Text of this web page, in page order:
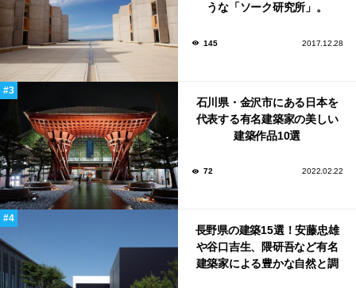
うな「ソーク研究所」。
145 2017.12.28
石川県・金沢市にある日本を
代表する有名建築家の美しい
建築作品10選
72 2022.02.22
長野県の建築15選！安藤忠雄
や谷口吉生、隈研吾など有名
建築家による豊かな自然と調